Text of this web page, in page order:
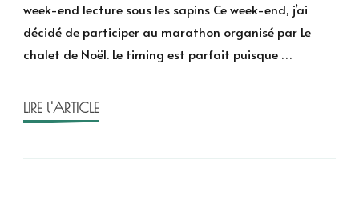
chalet
ce
week-
week-end lecture sous les sapins Ce week-end, j’ai
décidé de participer au marathon organisé par Le
chalet de Noël. Le timing est parfait puisque …
LIRE l'ARTICLE